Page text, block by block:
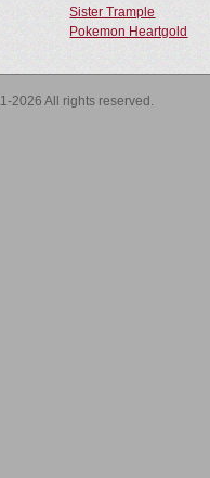
Sister Trample
Pokemon Heartgold
2026 All rights reserved.